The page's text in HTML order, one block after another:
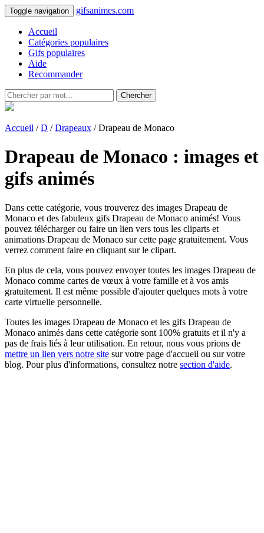
Toggle navigation gifsanimes.com
Accueil
Catégories populaires
Gifs populaires
Aide
Recommander
Chercher
Accueil /D /Drapeaux / Drapeau de Monaco
Drapeau de Monaco : images et
gifs animés
Dans cette catégorie, vous trouverez des images Drapeau de
Monaco et des fabuleux gifs Drapeau de Monaco animés! Vous
pouvez télécharger ou faire un lien vers tous les cliparts et
animations Drapeau de Monaco sur cette page gratuitement. Vous
verrez comment faire en cliquant sur le clipart.
En plus de cela, vous pouvez envoyer toutes les images Drapeau de
Monaco comme cartes de vœux à votre famille et à vos amis
gratuitement. Il est même possible d'ajouter quelques mots à votre
carte virtuelle personnelle.
Toutes les images Drapeau de Monaco et les gifs Drapeau de
Monaco animés dans cette catégorie sont 100% gratuits et il n'y a
pas de frais liés à leur utilisation. En retour, nous vous prions de
mettre un lien vers notre site sur votre page d'accueil ou sur votre
blog. Pour plus d'informations, consultez notre section d'aide.